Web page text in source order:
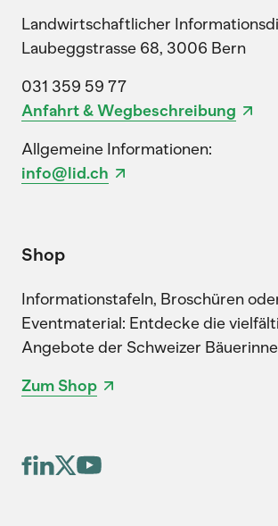
Landwirtschaftlicher
Laubeggstrasse 68, 3006 Bern
031 359 59 77
Anfahrt & Wegbeschreibung
Allgemeine Informationen:
info@lid.ch
Shop
Informationstafeln, Broschüren
Eventmaterial: Entdecke die
Angebote der Schweizer
Zum Shop